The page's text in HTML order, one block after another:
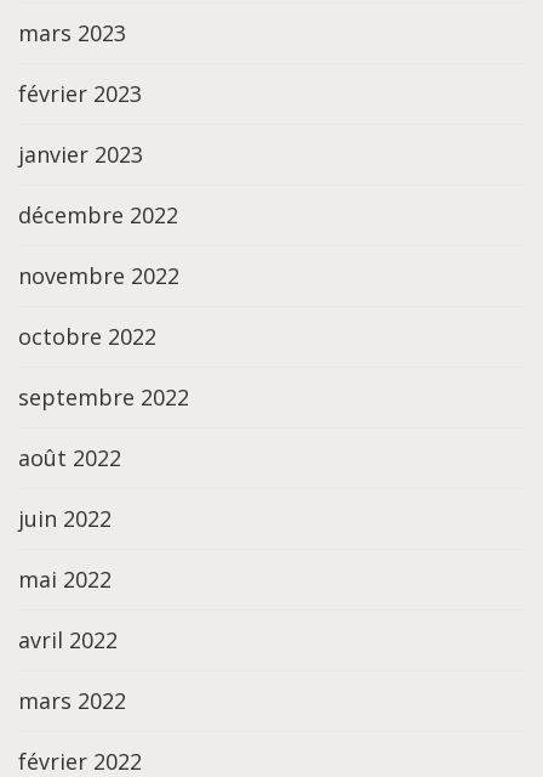
mars 2023
février 2023
janvier 2023
décembre 2022
novembre 2022
octobre 2022
septembre 2022
août 2022
juin 2022
mai 2022
avril 2022
mars 2022
février 2022